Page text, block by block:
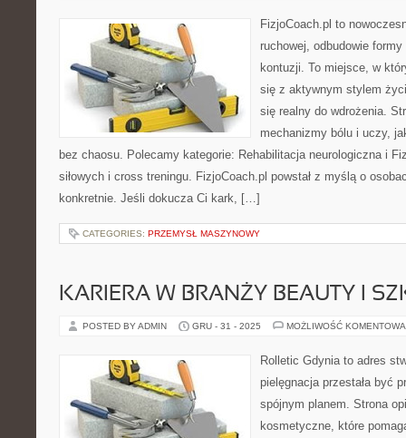
FizjoCoach.pl to
ruchowej, odbudowie
kontuzji. To miejsce, w
się z aktywnym stylem
się realny do wdrożenia.
mechanizmy bólu i uczy,
bez chaosu. Polecamy kategorie: Rehabilitacja neurologiczna i
siłowych i cross treningu. FizjoCoach.pl powstał z myślą o
konkretnie. Jeśli dokucza Ci kark, […]
CATEGORIES: PRZEMYSŁ MASZYNOWY
KARIERA W BRANŻY BEAUTY I
POSTED BY ADMIN GRU - 31 - 2025 MOŻLIWOŚĆ
Rolletic Gdynia to adres
pielęgnacja przestała być
spójnym planem. Strona
kosmetyczne, które